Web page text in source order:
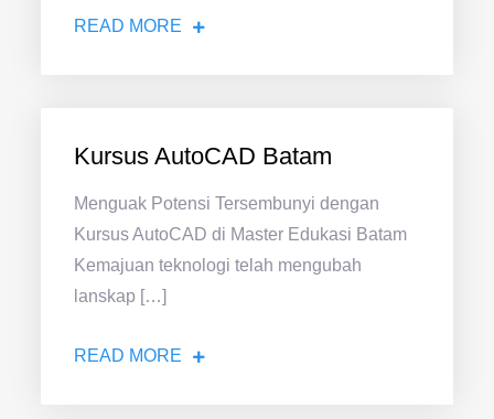
READ MORE
Kursus AutoCAD Batam
Menguak Potensi Tersembunyi dengan
Kursus AutoCAD di Master Edukasi Batam
Kemajuan teknologi telah mengubah
lanskap […]
READ MORE